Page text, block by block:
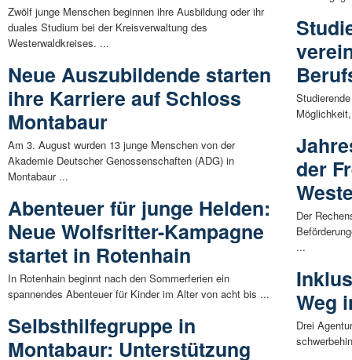
Zwölf junge Menschen beginnen ihre Ausbildung oder ihr
duales Studium bei der Kreisverwaltung des
Westerwaldkreises. ...
Neue Auszubildende starten
ihre Karriere auf Schloss
Montabaur
Am 3. August wurden 13 junge Menschen von der
Akademie Deutscher Genossenschaften (ADG) in
Montabaur ...
Abenteuer für junge Helden:
Neue Wolfsritter-Kampagne
startet in Rotenhain
In Rotenhain beginnt nach den Sommerferien ein
spannendes Abenteuer für Kinder im Alter von acht bis ...
Selbsthilfegruppe in
Montabaur: Unterstützung
der
Der
...
Weg
Drei